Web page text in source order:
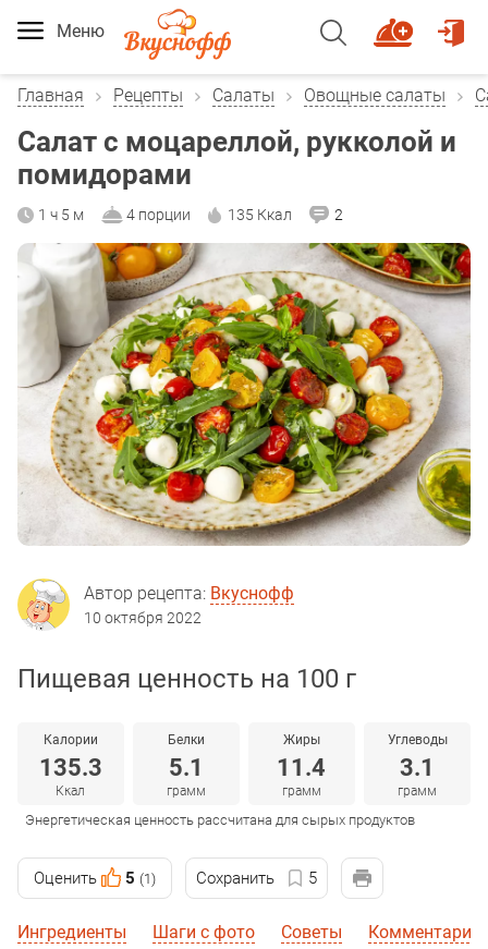
Меню
Главная Рецепты Салаты Овощные салаты
Салат с моцареллой, рукколой и
помидорами
1 ч 5 м 4 порции 135 Ккал 2
Автор рецепта: Вкуснофф
10 октября 2022
Пищевая ценность на 100 г
Калории
135.3
Ккал
Белки
5.1
грамм
Жиры
11.4
грамм
Углеводы
3.1
грамм
Энергетическая ценность рассчитана для сырых продуктов
Оценить 5 (1) Сохранить 5
Ингредиенты Шаги с фото Советы Комментарии